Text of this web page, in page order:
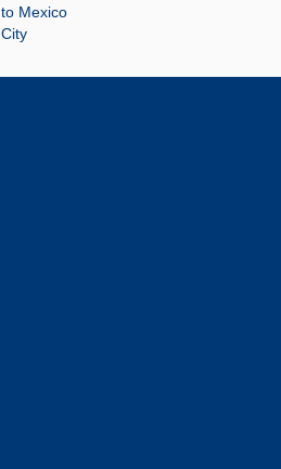
to Mexico
City